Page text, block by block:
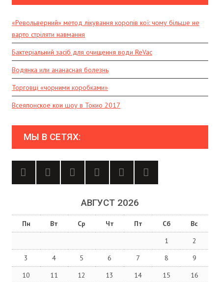
«Револьверний» метод лікування коропів кої: чому більше не
варто стріляти навмання
Бактеріальний засіб для очищення води ReVac
Водянка или ананасная болезнь
Торговці «чорними коробками»
Всеяпонское кои шоу в Токио 2017
МЫ В СЕТЯХ:
АВГУСТ 2026
Пн Вт Ср Чт Пт Сб
Вс
1
2
3
4 5 6 7 8
9
10
11 12 13 14 15
16